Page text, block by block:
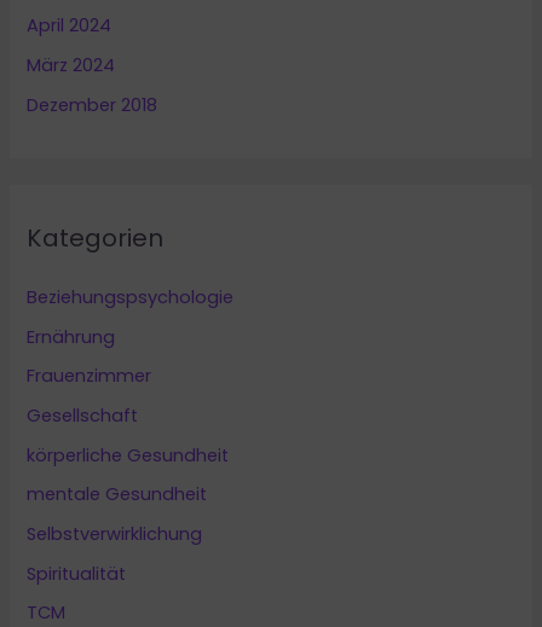
April 2024
März 2024
Dezember 2018
Kategorien
Beziehungspsychologie
Ernährung
Frauenzimmer
Gesellschaft
körperliche Gesundheit
mentale Gesundheit
Selbstverwirklichung
Spiritualität
TCM